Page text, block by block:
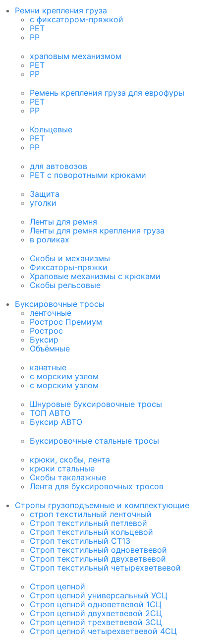
Ремни крепления груза
с фиксатором-пряжкой
PET
PP
храповым механизмом
PET
PP
Ремень крепления груза для еврофуры
PET
PP
Кольцевые
PET
PP
для автовозов
PET с поворотными крюками
Защита
уголки
Ленты для ремня
Ленты для ремня крепления груза
в роликах
Скобы и механизмы
Фиксаторы-пряжки
Храповые механизмы с крюками
Скобы рельсовые
Буксировочные тросы
ленточные
Рострос Премиум
Рострос
Буксир
Объёмные
канатные
с морским узлом
с морским узлом
Шнуровые буксировочные тросы
ТОП АВТО
Буксир АВТО
Буксировочные стальные тросы
крюки, скобы, лента
крюки стальные
Скобы такелажные
Лента для буксировочных тросов
Стропы грузоподъемные и комплектующие
строп текстильный ленточный
Строп текстильный петлевой
Строп текстильный кольцевой
Строп текстильный СТ1З
Строп текстильный одноветвевой
Строп текстильный двухветвевой
Строп текстильный четырехветвевой
Строп цепной
Строп цепной универсальный УСЦ
Строп цепной одноветвевой 1СЦ
Строп цепной двухветвевой 2СЦ
Строп цепной трехветвевой 3СЦ
Строп цепной четырехветвевой 4СЦ